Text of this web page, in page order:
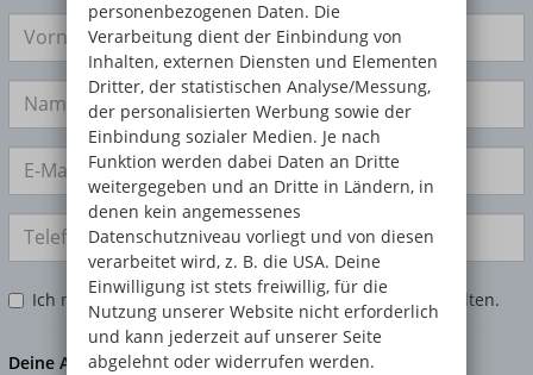
personenbezogenen Daten. Die
Verarbeitung dient der Einbindung von
Inhalten, externen Diensten und Elementen
Dritter, der statistischen Analyse/Messung,
der personalisierten Werbung sowie der
Einbindung sozialer Medien. Je nach
Funktion werden dabei Daten an Dritte
weitergegeben und an Dritte in Ländern, in
denen kein angemessenes
Datenschutzniveau vorliegt und von diesen
verarbeitet wird, z. B. die USA. Deine
Einwilligung ist stets freiwillig, für die
Nutzung unserer Website nicht erforderlich
und kann jederzeit auf unserer Seite
abgelehnt oder widerrufen werden.
Ich möchte mein Infomaterial zusätzlich per Post erhalten.
Deine Anfrage zum Bildungsangebot